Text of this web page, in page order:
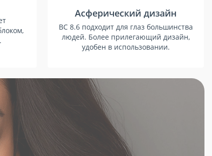
Асферический дизайн
BC 8.6 подходит для глаз большинства
людей. Более прилегающий дизайн,
удобен в использовании.